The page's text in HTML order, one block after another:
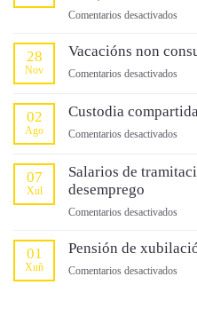
Comentarios desactivadosen
de
28
Nov
Vacacións non
Comentarios desactivadosen
non
02
Ago
Custodia
Comentarios desactivadosen
07
Xul
Salarios de
desemprego
Comentarios desactivadosen
de
01
Xuñ
Pensión de
Comentarios desactivadosen